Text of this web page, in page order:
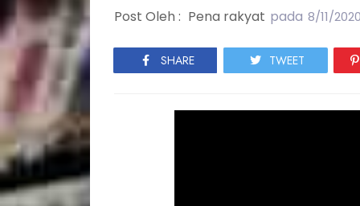
Post Oleh : Pena rakyat pada 8/11/
SHARE TWEET